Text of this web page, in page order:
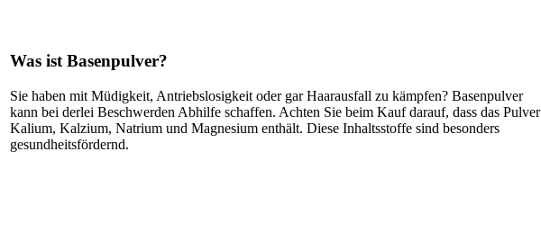
Was ist Basenpulver?
Sie haben mit Müdigkeit, Antriebslosigkeit oder gar Haarausfall zu kämpfen? Basenpulver
kann bei derlei Beschwerden Abhilfe schaffen. Achten Sie beim Kauf darauf, dass das Pulver
Kalium, Kalzium, Natrium und Magnesium enthält. Diese Inhaltsstoffe sind besonders
gesundheitsfördernd.